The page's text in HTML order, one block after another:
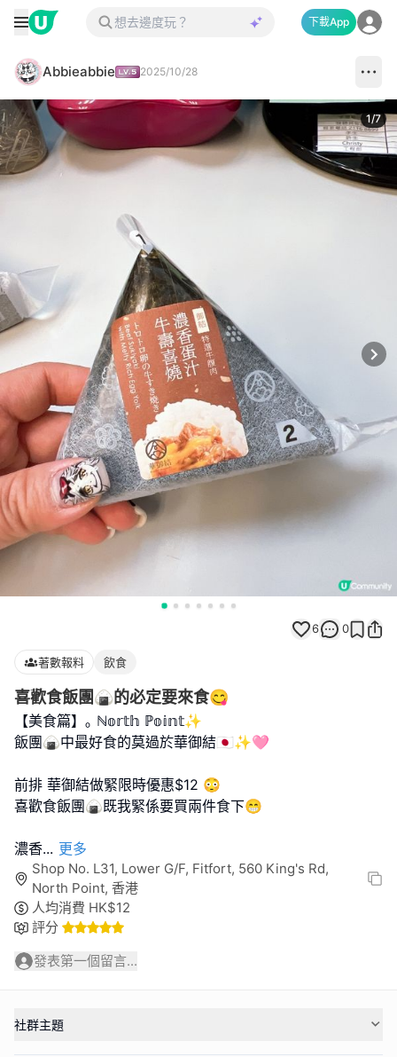
下載App
Abbieabbie 2025/10/28
1/7
6 0
著數報料 飲食
喜歡食飯團🍙的必定要來食😋
【美食篇】｡ ℕ𝕠𝕣𝕥𝕙 ℙ𝕠𝕚𝕟𝕥✨
飯團🍙中最好食的莫過於華御結🇯🇵✨🩷
前排 華御結做緊限時優惠$12 😳
喜歡食飯團🍙既我緊係要買兩件食下😁
濃香... 更多
Shop No. L31, Lower G/F, Fitfort, 560 King's Rd,
North Point, 香港
人均消費 HK$12
評分
發表第一個留言...
社群主題